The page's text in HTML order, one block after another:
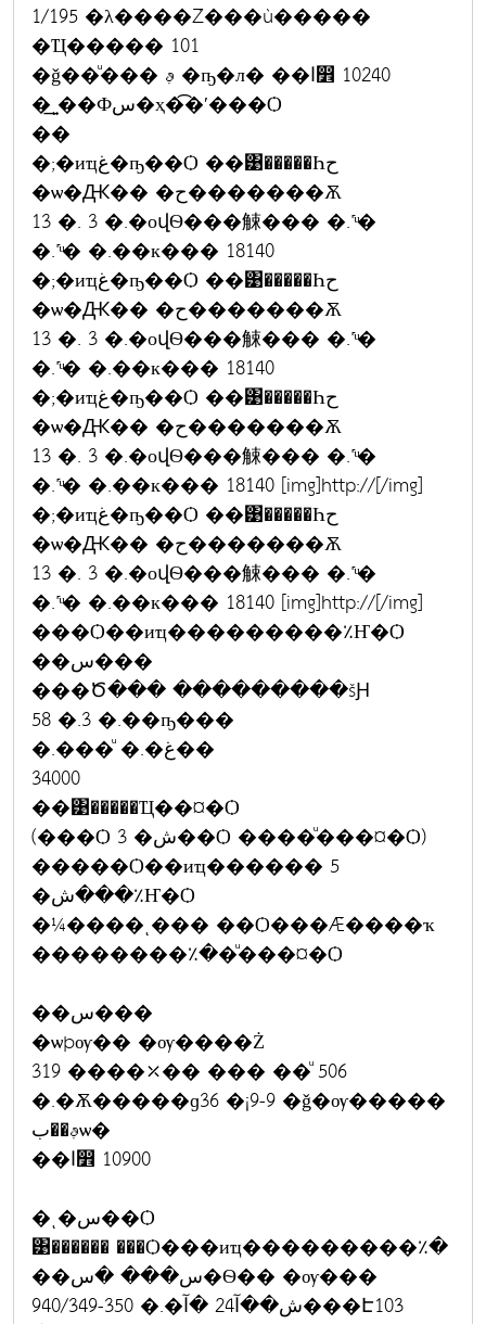
1/195 �λ����Ź���ù�����
�Ҵ����� 101
�ǧ��ͧ��� ࢵ �ҧ�л� ��ا෾ 10240
�͢ͺ��Фس�ҳ�͡�ʹ���Ѻ
��
�;�иҵغ�ҧ��Ѻ ��͹�����Һح
�ѡ�Ԫ�� �ح�������Ѫ
13 �. 3 �.�оվѲ���觫��� �.˹ͧ�
�.˹ͧ� �.��к��� 18140
�;�иҵغ�ҧ��Ѻ ��͹�����Һح
�ѡ�Ԫ�� �ح�������Ѫ
13 �. 3 �.�оվѲ���觫��� �.˹ͧ�
�.˹ͧ� �.��к��� 18140
�;�иҵغ�ҧ��Ѻ ��͹�����Һح
�ѡ�Ԫ�� �ح�������Ѫ
13 �. 3 �.�оվѲ���觫��� �.˹ͧ�
�.˹ͧ� �.��к��� 18140 [img]http://[/img]
�;�иҵغ�ҧ��Ѻ ��͹�����Һح
�ѡ�Ԫ�� �ح�������Ѫ
13 �. 3 �.�оվѲ���觫��� �.˹ͧ�
�.˹ͧ� �.��к��� 18140 [img]http://[/img]
���Ѻ��иҵ���������٪Ҥ�Ѻ
��س���
���Ծ��� ���������šԨ
58 �.3 �.��ҧ���
�.���ͧ �.�غ��
34000
��͹�����Ҵ��¤�Ѻ
(���Ѻ 3 �ش��Ѻ ����ͧ���¤�Ѻ)
�����Ѻ��иҵ������ 5
�ش���٪Ҥ�Ѻ
�¼����ͺ��� ��Ѻ���Ǽ����ҡ
��������٪��ͧ���¤�Ѻ
��س���
�ѡþѹ�� �ѹ����Ż
319 ����⤫�� ��� ��ͧ 506
�.�Ѫ�����ɡ36 �¡9-9 �ǧ�ѹ�����
ࢵ��بѡ�
��ا෾ 10900
�ͺ�س��Ѻ
͹������ ���Ѻ���иҵ���������٪�
��س��� �س�Ѳ�� �ѹ���
940/349-350 �.�ش��آ24 �آ���Է103